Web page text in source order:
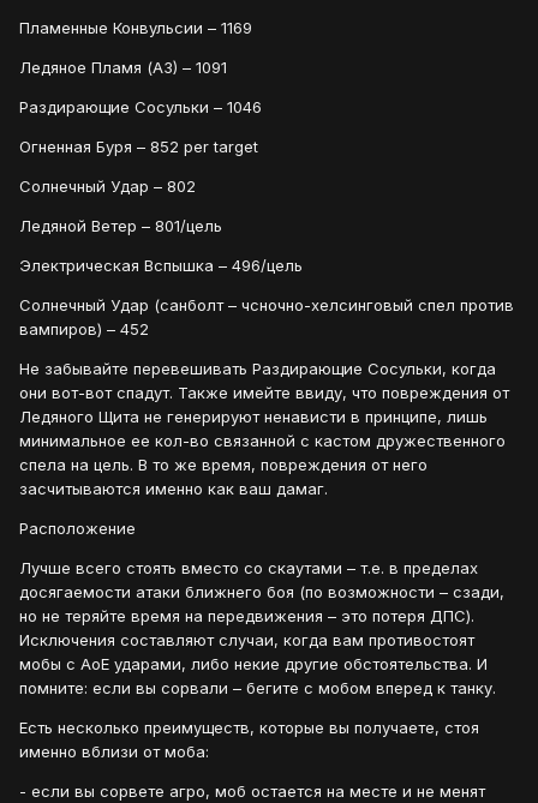
Пламенные Конвульсии – 1169
Ледяное Пламя (А3) – 1091
Раздирающие Сосульки – 1046
Огненная Буря – 852 per target
Солнечный Удар – 802
Ледяной Ветер – 801/цель
Электрическая Вспышка – 496/цель
Солнечный Удар (санболт – чсночно-хелсинговый спел против
вампиров) – 452
Не забывайте перевешивать Раздирающие Сосульки, когда
они вот-вот спадут. Также имейте ввиду, что повреждения от
Ледяного Щита не генерируют ненависти в принципе, лишь
минимальное ее кол-во связанной с кастом дружественного
спела на цель. В то же время, повреждения от него
засчитываются именно как ваш дамаг.
Расположение
Лучше всего стоять вместо со скаутами – т.е. в пределах
досягаемости атаки ближнего боя (по возможности – сзади,
но не теряйте время на передвижения – это потеря ДПС).
Исключения составляют случаи, когда вам противостоят
мобы с АоЕ ударами, либо некие другие обстоятельства. И
помните: если вы сорвали – бегите с мобом вперед к танку.
Есть несколько преимуществ, которые вы получаете, стоя
именно вблизи от моба:
- если вы сорвете агро, моб остается на месте и не менят